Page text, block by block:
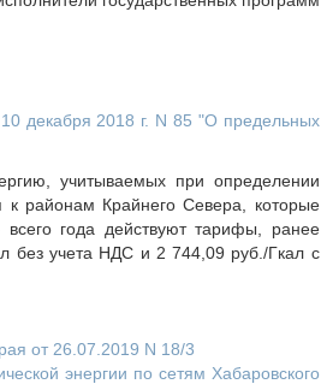
декабря 2018 г. N 85 "О предельных
учитываемых при определении
районам Крайнего Севера, которые
года действуют тарифы, ранее
без учета НДС и 2 744,09 руб./Гкал с
от 26.07.2019 N 18/3
энергии по сетям Хабаровского